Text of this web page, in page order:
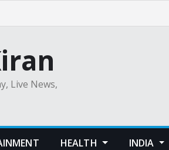
Live News,
HEALTH INDIA